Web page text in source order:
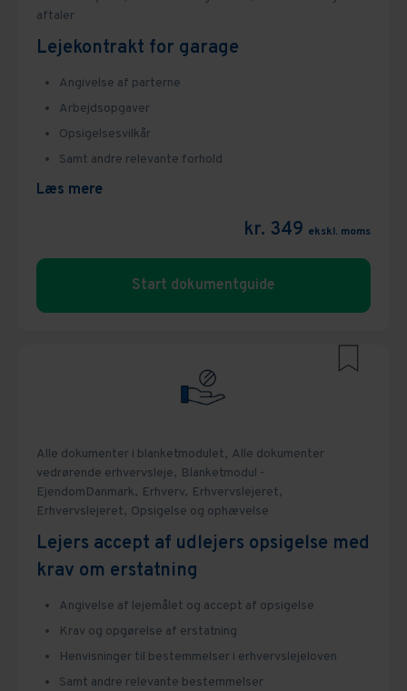
aftaler
Lejekontrakt for garage
Angivelse af parterne
Arbejdsopgaver
Opsigelsesvilkår
Samt andre relevante forhold
Læs mere
kr. 349 ekskl. moms
Start dokumentguide
Alle dokumenter i blanketmodulet, Alle dokumenter
vedrørende erhvervsleje, Blanketmodul -
EjendomDanmark, Erhverv, Erhvervslejeret,
Erhvervslejeret, Opsigelse og ophævelse
Lejers accept af udlejers opsigelse med
krav om erstatning
Angivelse af lejemålet og accept af opsigelse
Krav og opgørelse af erstatning
Henvisninger til bestemmelser i erhvervslejeloven
Samt andre relevante bestemmelser